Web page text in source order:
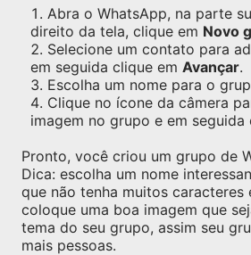
Abra o WhatsApp, na parte
direito da tela, clique em Novo
Selecione um contato para
em seguida clique em Avançar.
Escolha um nome para o
Clique no ícone da câmera
imagem no grupo e em seguida
Pronto, você criou um grupo de
Dica: escolha um nome
que não tenha muitos caracteres
coloque uma boa imagem que
tema do seu grupo, assim seu
mais pessoas.